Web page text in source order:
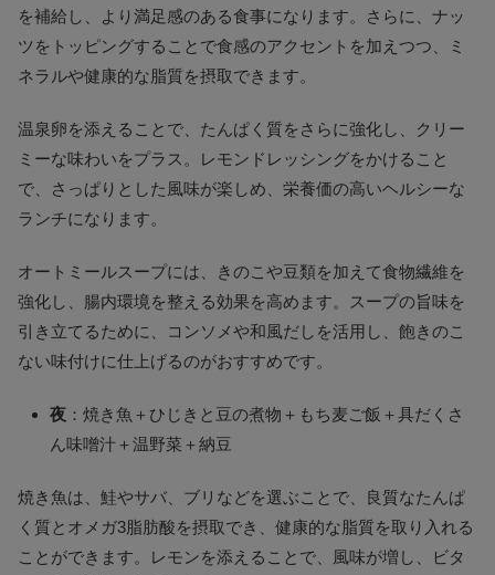
を補給し、より満足感のある食事になります。さらに、ナッ
ツをトッピングすることで食感のアクセントを加えつつ、ミ
ネラルや健康的な脂質を摂取できます。
温泉卵を添えることで、たんぱく質をさらに強化し、クリー
ミーな味わいをプラス。レモンドレッシングをかけること
で、さっぱりとした風味が楽しめ、栄養価の高いヘルシーな
ランチになります。
オートミールスープには、きのこや豆類を加えて食物繊維を
強化し、腸内環境を整える効果を高めます。スープの旨味を
引き立てるために、コンソメや和風だしを活用し、飽きのこ
ない味付けに仕上げるのがおすすめです。
夜 ：焼き魚＋ひじきと豆の煮物＋もち麦ご飯＋具だくさ
ん味噌汁＋温野菜＋納豆
焼き魚は、鮭やサバ、ブリなどを選ぶことで、良質なたんぱ
く質とオメガ3脂肪酸を摂取でき、健康的な脂質を取り入れる
ことができます。レモンを添えることで、風味が増し、ビタ